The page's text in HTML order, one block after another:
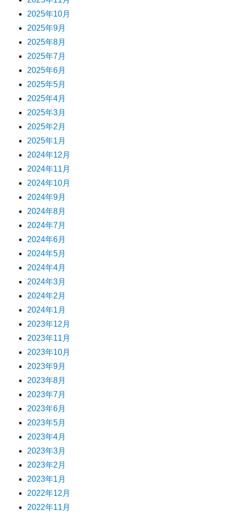
2025年10月
2025年9月
2025年8月
2025年7月
2025年6月
2025年5月
2025年4月
2025年3月
2025年2月
2025年1月
2024年12月
2024年11月
2024年10月
2024年9月
2024年8月
2024年7月
2024年6月
2024年5月
2024年4月
2024年3月
2024年2月
2024年1月
2023年12月
2023年11月
2023年10月
2023年9月
2023年8月
2023年7月
2023年6月
2023年5月
2023年4月
2023年3月
2023年2月
2023年1月
2022年12月
2022年11月